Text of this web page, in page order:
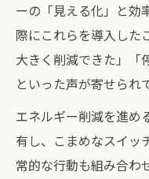
ーの「見える化」と効
際にこれらを導入した
大きく削減できた」「
といった声が寄せられ
エネルギー削減を進め
有し、こまめなスイッ
常的な行動も組み合わ